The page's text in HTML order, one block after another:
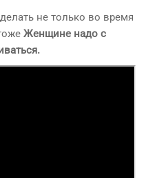
не только во время
Женщине надо с